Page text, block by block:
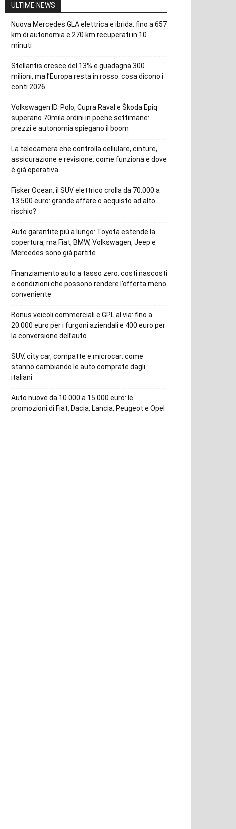
ULTIME NEWS
Nuova Mercedes GLA elettrica e ibrida: fino a 657
km di autonomia e 270 km recuperati in 10
minuti
Stellantis cresce del 13% e guadagna 300
milioni, ma l’Europa resta in rosso: cosa dicono i
conti 2026
Volkswagen ID. Polo, Cupra Raval e Škoda Epiq
superano 70mila ordini in poche settimane:
prezzi e autonomia spiegano il boom
La telecamera che controlla cellulare, cinture,
assicurazione e revisione: come funziona e dove
è già operativa
Fisker Ocean, il SUV elettrico crolla da 70.000 a
13.500 euro: grande affare o acquisto ad alto
rischio?
Auto garantite più a lungo: Toyota estende la
copertura, ma Fiat, BMW, Volkswagen, Jeep e
Mercedes sono già partite
Finanziamento auto a tasso zero: costi nascosti
e condizioni che possono rendere l’offerta meno
conveniente
Bonus veicoli commerciali e GPL al via: fino a
20.000 euro per i furgoni aziendali e 400 euro per
la conversione dell’auto
SUV, city car, compatte e microcar: come
stanno cambiando le auto comprate dagli
italiani
Auto nuove da 10.000 a 15.000 euro: le
promozioni di Fiat, Dacia, Lancia, Peugeot e Opel